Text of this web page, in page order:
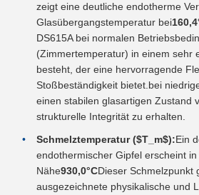
zeigt eine deutliche endotherme
Glasübergangstemperatur bei
DS615A bei normalen
(Zimmertemperatur) in einem sehr
besteht, der eine hervorragende
Stoßbeständigkeit bietet.bei
einen stabilen glasartigen Zustand
strukturelle Integrität zu erhalten.
Schmelztemperatur ($T_m$):Ein
endothermischer Gipfel erscheint
Nähe930,0°CDieser Schmelzpunkt
ausgezeichnete physikalische und